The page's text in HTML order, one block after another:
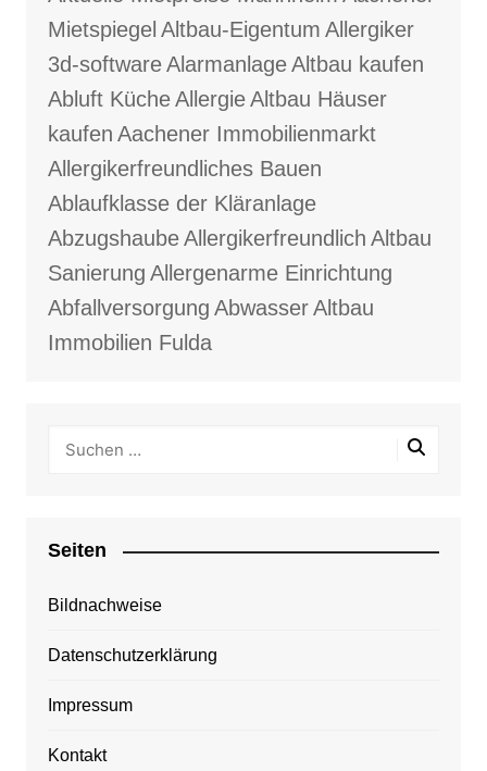
Mietspiegel Altbau-Eigentum Allergiker
3d-softwareAlarmanlageAltbau kaufen
Abluft KücheAllergieAltbau Häuser
kaufen Aachener Immobilienmarkt
Allergikerfreundliches Bauen
Ablaufklasse der Kläranlage
AbzugshaubeAllergikerfreundlich Altbau
Sanierung Allergenarme Einrichtung
Abfallversorgung AbwasserAltbau
Immobilien Fulda
Seiten
Bildnachweise
Datenschutzerklärung
Impressum
Kontakt